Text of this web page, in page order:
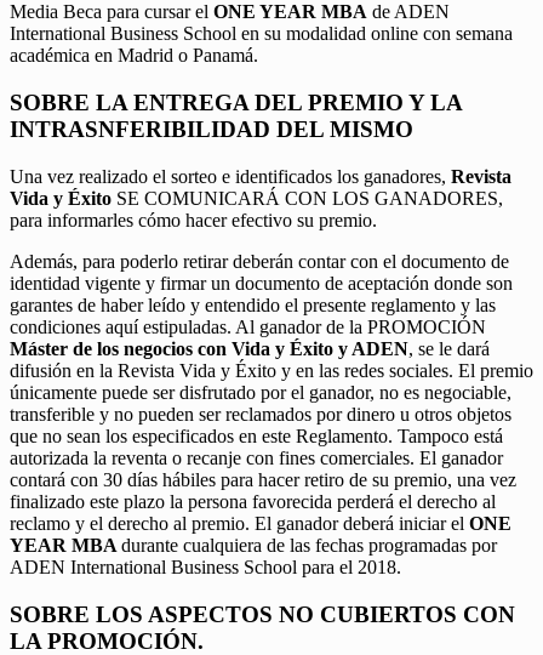
Media Beca para cursar el ONE YEAR MBA de ADEN
International Business School en su modalidad online con semana
académica en Madrid o Panamá.
SOBRE LA ENTREGA DEL PREMIO Y LA
INTRASNFERIBILIDAD DEL MISMO
Una vez realizado el sorteo e identificados los ganadores, Revista
Vida y Éxito SE COMUNICARÁ CON LOS GANADORES,
para informarles cómo hacer efectivo su premio.
Además, para poderlo retirar deberán contar con el documento de
identidad vigente y firmar un documento de aceptación donde son
garantes de haber leído y entendido el presente reglamento y las
condiciones aquí estipuladas. Al ganador de la PROMOCIÓN
Máster de los negocios con Vida y Éxito y ADEN, se le dará
difusión en la Revista Vida y Éxito y en las redes sociales. El premio
únicamente puede ser disfrutado por el ganador, no es negociable,
transferible y no pueden ser reclamados por dinero u otros objetos
que no sean los especificados en este Reglamento. Tampoco está
autorizada la reventa o recanje con fines comerciales. El ganador
contará con 30 días hábiles para hacer retiro de su premio, una vez
finalizado este plazo la persona favorecida perderá el derecho al
reclamo y el derecho al premio. El ganador deberá iniciar el ONE
YEAR MBA durante cualquiera de las fechas programadas por
ADEN International Business School para el 2018.
SOBRE LOS ASPECTOS NO CUBIERTOS CON
LA PROMOCIÓN.